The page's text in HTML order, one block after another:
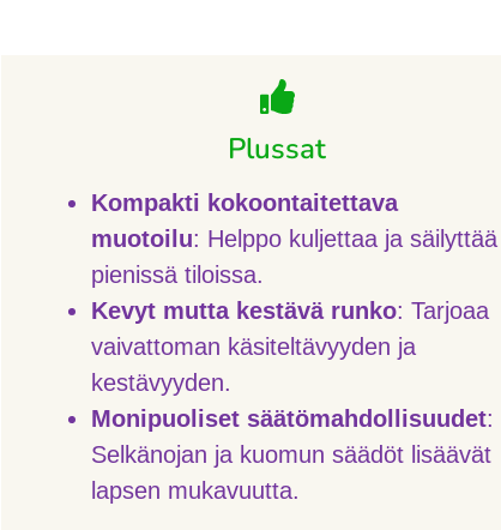
Plussat
Kompakti kokoontaitettava
muotoilu: Helppo kuljettaa ja säilyttää
pienissä tiloissa.
Kevyt mutta kestävä runko: Tarjoaa
vaivattoman käsiteltävyyden ja
kestävyyden.
Monipuoliset säätömahdollisuudet:
Selkänojan ja kuomun säädöt lisäävät
lapsen mukavuutta.